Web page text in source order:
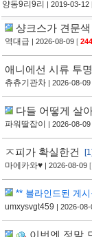
양동9리9리
| 2019-03-12
샹크스가 견문
역대급 | 2026-08-09 [ 244
애니에선 시류 투
츄츄기관차 | 2026-08-09
다들 어떻게 살
파워딸잡이
| 2026-08-09
ㅈ피가 확실한건
[1]
마에카와♥ | 2026-08-09 [
** 블라인드된 게
umxysvgt459 | 2026-08-
이번엔 정말